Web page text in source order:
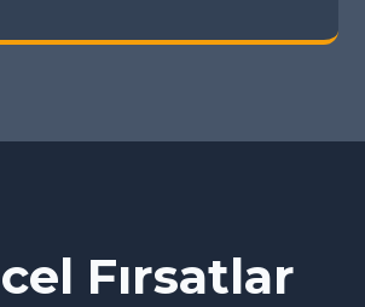
Fırsatlar